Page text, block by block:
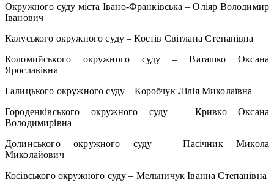
Окружного суду міста Івано-Франківська – Оліяр Володимир
Іванович
Калуського окружного суду – Костів Світлана Степанівна
Коломийського окружного суду – Ваташко Оксана
Ярославівна
Галицького окружного суду – Коробчук Лілія Миколаївна
Городенківського окружного суду – Кривко Оксана
Володимирівна
Долинського окружного суду – Пасічник Микола
Миколайович
Косівського окружного суду – Мельничук Іванна Степанівна